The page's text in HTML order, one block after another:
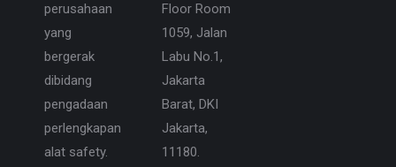
perusahaan
yang
bergerak
dibidang
pengadaan
perlengkapan
alat safety.
Floor Room
1059, Jalan
Labu No.1,
Jakarta
Barat, DKI
Jakarta,
11180.